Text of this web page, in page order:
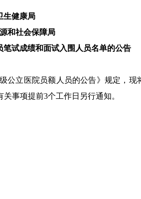
生健康局
和社会保障局
试成绩和面试入围人员名单的公告
立医院员额人员的公告》规定，现
事项提前3个工作日另行通知。